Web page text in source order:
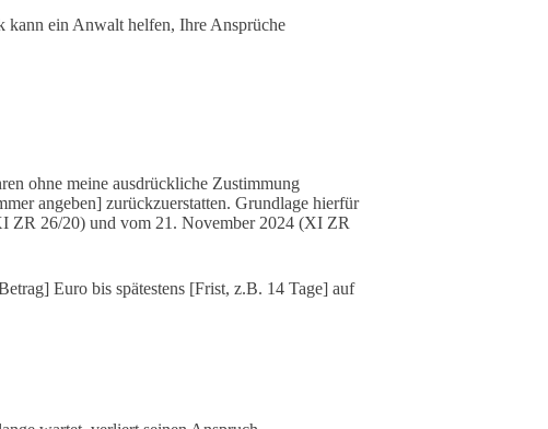
kann ein Anwalt helfen, Ihre Ansprüche
ohne meine ausdrückliche Zustimmung
angeben] zurückzuerstatten. Grundlage hierfür
ZR 26/20) und vom 21. November 2024 (XI ZR
Euro bis spätestens [Frist, z.B. 14 Tage] auf